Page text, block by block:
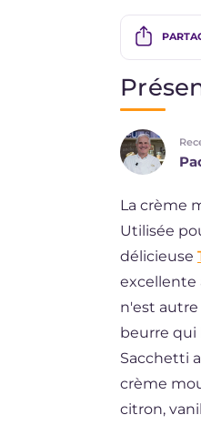
La crème
Utilisée
délicieuse
excellente
n'est
beurre qui
Sacchetti
crème
citron,